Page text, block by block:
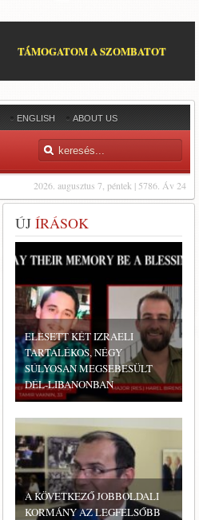
TÁMOGATOM A SZOMBATOT
ENGLISH ABOUT US
2026. augusztus 7, péntek | 5786. Áv 24
ÚJ ÍRÁSOK
ELESETT KÉT IZRAELI
TARTALÉKOS, NÉGY
SÚLYOSAN MEGSEBESÜLT
DÉL-LIBANONBAN
A KÖVETKEZŐ JOBBOLDALI
KORMÁNY AZ LEGFELSŐBB